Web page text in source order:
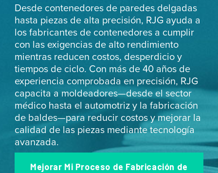
Desde contenedores de paredes delgadas
hasta piezas de alta precisión, RJG ayuda a
los fabricantes de contenedores a cumplir
con las exigencias de alto rendimiento
mientras reducen costos, desperdicio y
tiempos de ciclo. Con más de 40 años de
experiencia comprobada en precisión, RJG
capacita a moldeadores—desde el sector
médico hasta el automotriz y la fabricación
de baldes—para reducir costos y mejorar la
calidad de las piezas mediante tecnología
avanzada.
Mejorar Mi Proceso de Fabricación de